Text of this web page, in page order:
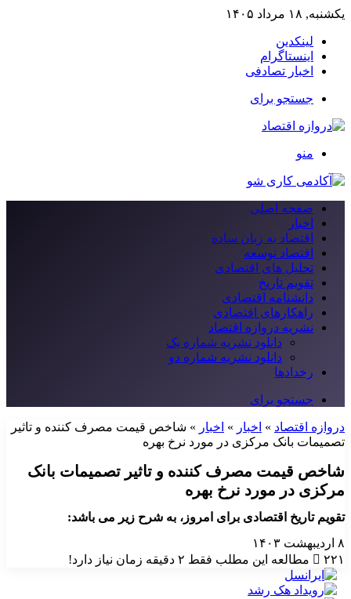
یکشنبه, ۱۸ مرداد ۱۴۰۵
لینکدین
اینستاگرام
اخبار تصادفی
جستجو برای
منو
صفحه اصلی
اخبار
اقتصاد به زبان ساده
اقتصاد توسعه
تحلیل های اقتصادی
تقویم تاریخ
دانشنامه اقتصادی
راهکارهای اقتصادی
نشریه دروازه اقتصاد
دانلود نشریه شماره یک
دانلود نشریه شماره دو
رخدادها
جستجو برای
دروازه اقتصاد » اخبار » اخبار » شاخص قیمت مصرف کننده و تاثیر
تصمیمات بانک مرکزی در مورد نرخ بهره
شاخص قیمت مصرف کننده و تاثیر تصمیمات بانک
مرکزی در مورد نرخ بهره
تقویم تاریخ اقتصادی برای امروز، به شرح زیر می باشد:
۸ اردیبهشت ۱۴۰۳
۲۲۱
مطالعه این مطلب فقط ۲ دقیقه زمان نیاز دارد!